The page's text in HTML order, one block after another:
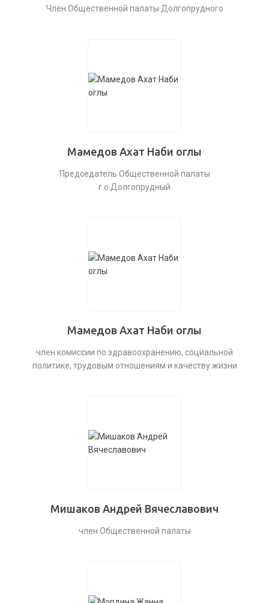
Член Общественной палаты Долгопрудного
Мамедов Ахат Наби оглы
Председатель Общественной палаты
г.о.Долгопрудный
Мамедов Ахат Наби оглы
член комиссии по здравоохранению, социальной
политике, трудовым отношениям и качеству жизни
Мишаков Андрей Вячеславович
член Общественной палаты